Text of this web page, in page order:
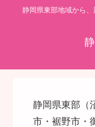
静岡県東部地域から、
静岡県東部（
市・裾野市・